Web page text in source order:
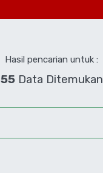
Hasil pencarian untuk :
55Data Ditemukan